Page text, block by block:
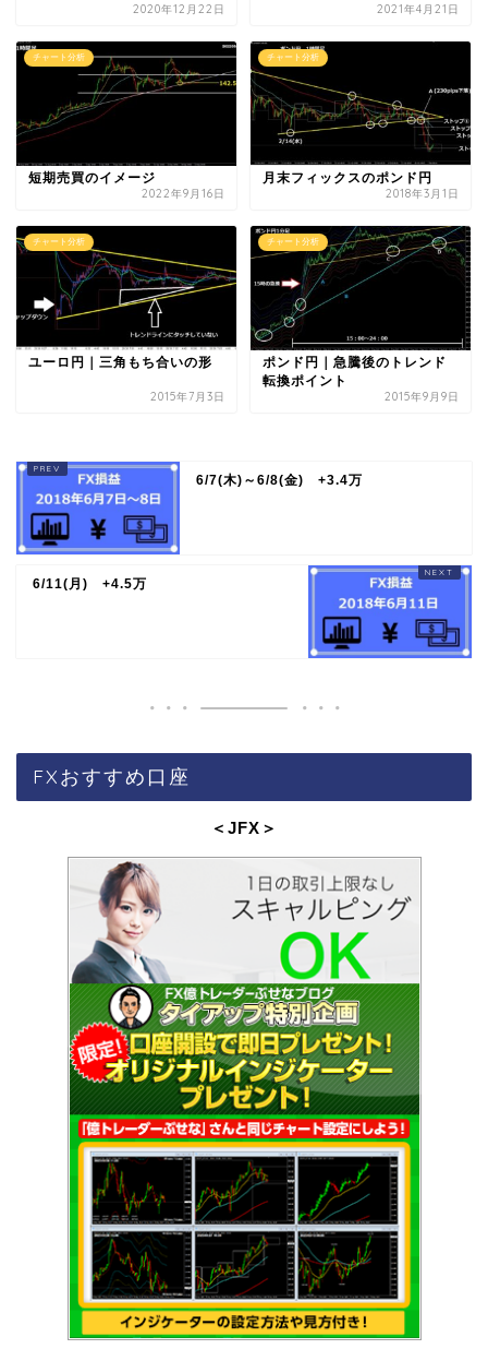
2020年12月22日 2021年4月21日
チャート分析
短期売買のイメージ
2022年9月16日
チャート分析
月末フィックスのポンド円
2018年3月1日
チャート分析
ユーロ円｜三角もち合いの形
2015年7月3日
チャート分析
ポンド円｜急騰後のトレンド
転換ポイント
2015年9月9日
6/7(木)～6/8(金) +3.4万
6/11(月) +4.5万
FXおすすめ口座
＜JFX ＞